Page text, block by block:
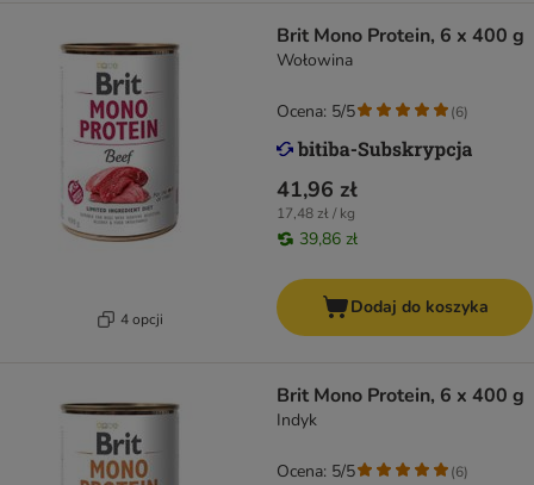
4 opcji
Brit Mono Protein, 6 x 400 g
Wołowina
41,96 zł
17,48 zł / kg
39,86 zł
Ocena: 5/5 (6)
Dodaj do koszyka
Brit Mono Protein, 6 x 400 g
Indyk
Ocena: 5/5 (6)